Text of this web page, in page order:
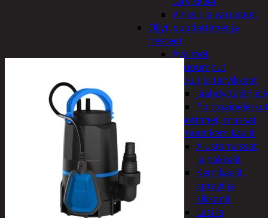
Vinssit ja varusteet
Öljyt, suodattimet ja
nesteet
Avaimet
Imupumput
Letkut ja tarvikkeet
Polttoaineletkut
Liuottimet, massat,
ja muut kemikaalit
Alustamassat
ja pakkelit
Kemikaalit,
sprayt ja
silikonit
Lasi ja